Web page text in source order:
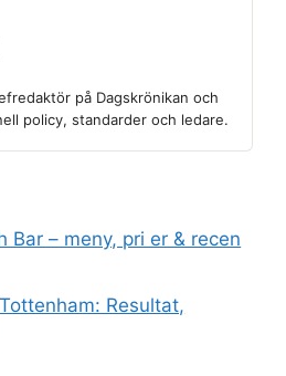
på Dagskrönikan och
policy, standarder och ledare.
Bar – meny, pri er & recen
Resultat,